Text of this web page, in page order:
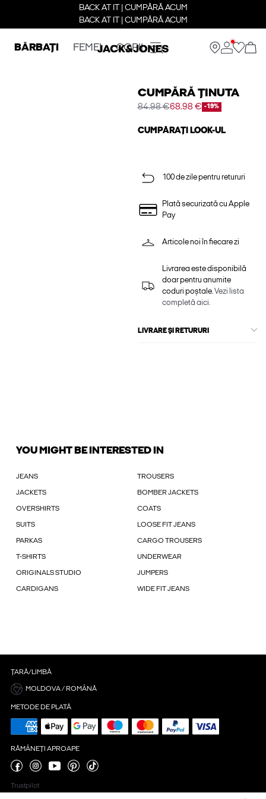
BACK AT IT | CUMPĂRĂ ACUM
BACK AT IT | CUMPĂRĂ ACUM
BĂRBAȚI FEMEI COPII
CUMPĂRĂ ȚINUTA
84.98 €68.98 € -19%
CUMPĂRAȚI LOOK-UL
100 de zile pentru retururi
Plată securizată cu Apple
Pay
Articole noi în fiecare zi
Livrarea este disponibilă
doar pentru anumite
coduri poștale.Vezi lista
completă aici.
LIVRARE ȘI RETURURI
YOU MIGHT BE INTERESTED IN
JEANS TROUSERS
JACKETS BOMBER JACKETS
OVERSHIRTS COATS
SUITS LOOSE FIT JEANS
PARKAS CARGO TROUSERS
T-SHIRTS UNDERWEAR
ORIGINALS STUDIO JUMPERS
CARDIGANS WIDE FIT JEANS
ȚARĂ/LIMBĂ
MOLDOVA / ROMÂNĂ
METODE DE PLATĂ
RĂMÂNEȚI APROAPE
Trustpilot